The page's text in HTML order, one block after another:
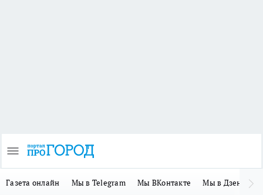
Газета онлайн Мы в Telegram Мы ВКонтакте Мы в Дзене